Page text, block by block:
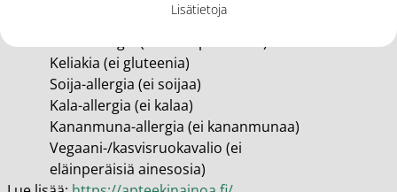
Laktoosi-intoleranssi (ei laktoosia)
Keliakia (ei gluteenia)
Soija-allergia (ei soijaa)
Kala-allergia (ei kalaa)
Kananmuna-allergia (ei kananmunaa)
Vegaani-/kasvisruokavalio (ei
eläinperäisiä ainesosia)
Lisätietoja